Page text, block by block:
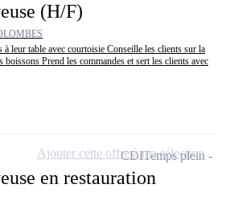
(H/F)
leur table avec courtoisie Conseille les clients sur la
boissons Prend les commandes et sert les clients avec
en restauration
CDITemps plein
Ajouter cette offre à ma sélection